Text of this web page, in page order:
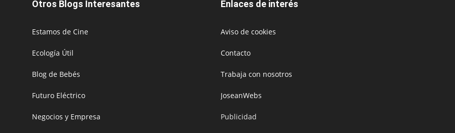
Otros Blogs Interesantes
Estamos de Cine
Ecología Útil
Blog de Bebés
Futuro Eléctrico
Negocios y Empresa
Enlaces de interés
Aviso de cookies
Contacto
Trabaja con nosotros
JoseanWebs
Publicidad